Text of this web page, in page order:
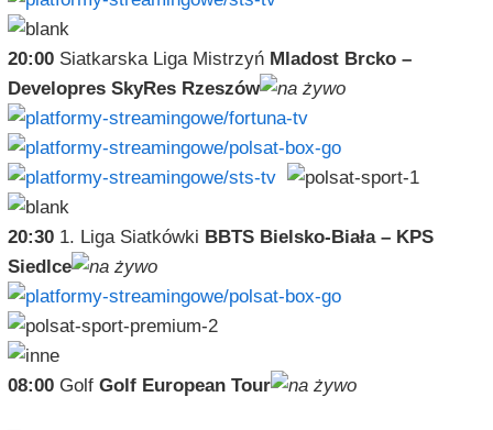
20:00Siatkarska Liga Mistrzyń Mladost Brcko –
Developres SkyRes Rzeszów
20:301. Liga Siatkówki BBTS Bielsko-Biała – KPS
Siedlce
08:00Golf Golf European Tour